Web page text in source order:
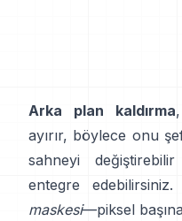
Arka plan kaldırma
ayırır, böylece onu
sahneyi
entegre
maskesi—piksel